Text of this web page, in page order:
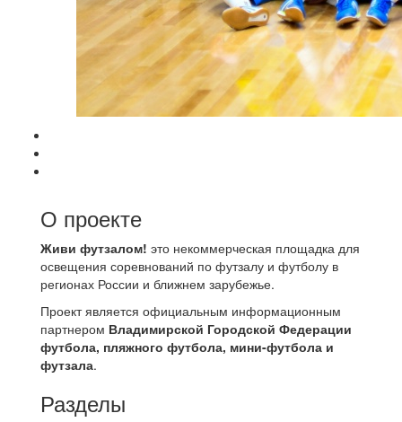
О проекте
Живи футзалом! это некоммерческая площадка для
освещения соревнований по футзалу и футболу в
регионах России и ближнем зарубежье.
Проект является официальным информационным
партнером Владимирской Городской Федерации
футбола, пляжного футбола, мини-футбола и
футзала.
Разделы